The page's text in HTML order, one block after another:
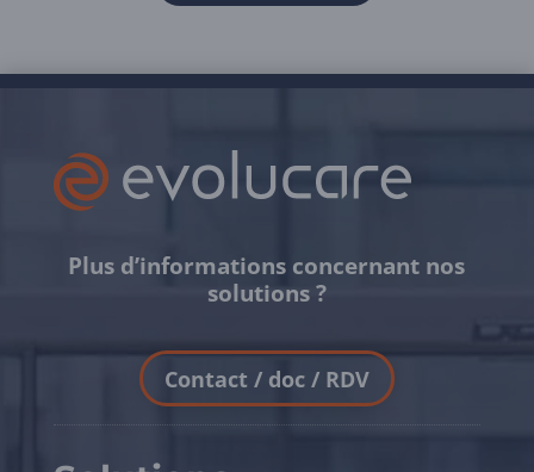
Plus d’informations concernant nos
solutions ?
Contact / doc / RDV